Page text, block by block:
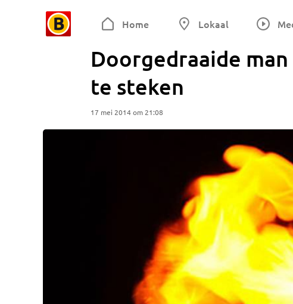
Home Lokaal
Doorgedraaide
te steken
17 mei 2014 om 21:08